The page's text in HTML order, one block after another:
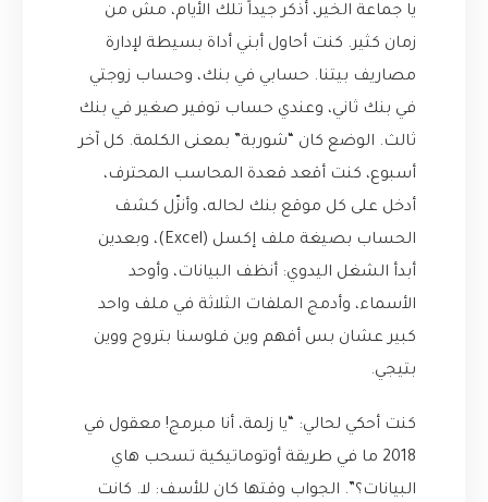
يا جماعة الخير، أذكر جيداً تلك الأيام، مش من
زمان كثير. كنت أحاول أبني أداة بسيطة لإدارة
مصاريف بيتنا. حسابي في بنك، وحساب زوجتي
في بنك ثاني، وعندي حساب توفير صغير في بنك
ثالث. الوضع كان “شوربة” بمعنى الكلمة. كل آخر
أسبوع، كنت أقعد قعدة المحاسب المحترف،
أدخل على كل موقع بنك لحاله، وأنزّل كشف
الحساب بصيغة ملف إكسل (Excel)، وبعدين
أبدأ الشغل اليدوي: أنظف البيانات، وأوحد
الأسماء، وأدمج الملفات الثلاثة في ملف واحد
كبير عشان بس أفهم وين فلوسنا بتروح ووين
بتيجي.
كنت أحكي لحالي: “يا زلمة، أنا مبرمج! معقول في
2018 ما في طريقة أوتوماتيكية تسحب هاي
البيانات؟”. الجواب وقتها كان للأسف: لا. كانت